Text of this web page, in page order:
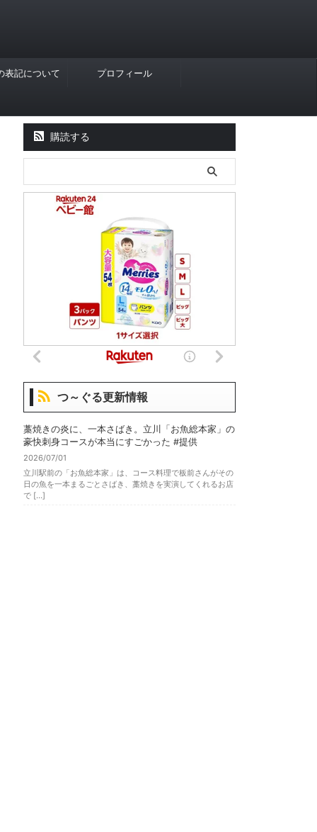
表記について プロフィール
購読する
つ～ぐる更新情報
藁焼きの炎に、一本さばき。立川「お魚総本家」の
豪快刺身コースが本当にすごかった #提供
2026/07/01
立川駅前の「お魚総本家」は、コース料理で板前さんがその
日の魚を一本まるごとさばき、藁焼きを実演してくれるお店
で […]